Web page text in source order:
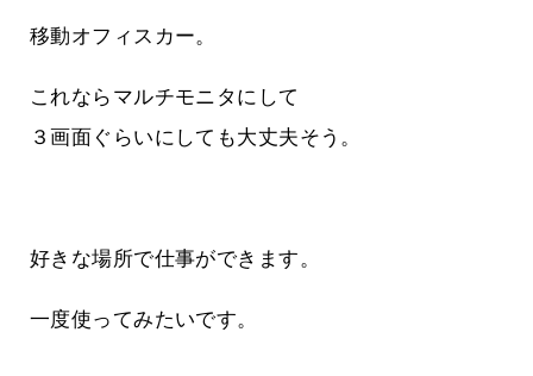
移動オフィスカー。
これならマルチモニタにして
３画面ぐらいにしても大丈夫そう。
好きな場所で仕事ができます。
一度使ってみたいです。